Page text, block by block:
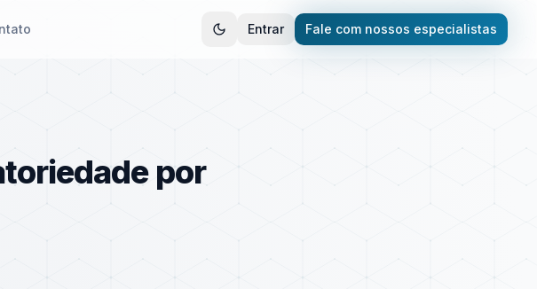
Entrar Fale com nossos especialistas
por